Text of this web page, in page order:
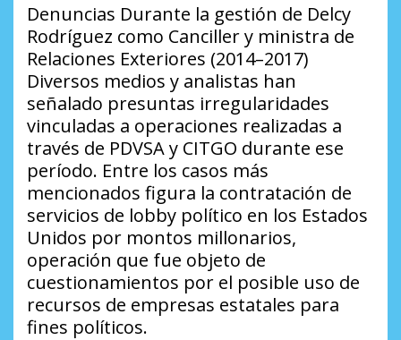
Denuncias Durante la gestión de Delcy
Rodríguez como Canciller y ministra de
Relaciones Exteriores (2014–2017)
Diversos medios y analistas han
señalado presuntas irregularidades
vinculadas a operaciones realizadas a
través de PDVSA y CITGO durante ese
período. Entre los casos más
mencionados figura la contratación de
servicios de lobby político en los Estados
Unidos por montos millonarios,
operación que fue objeto de
cuestionamientos por el posible uso de
recursos de empresas estatales para
fines políticos.